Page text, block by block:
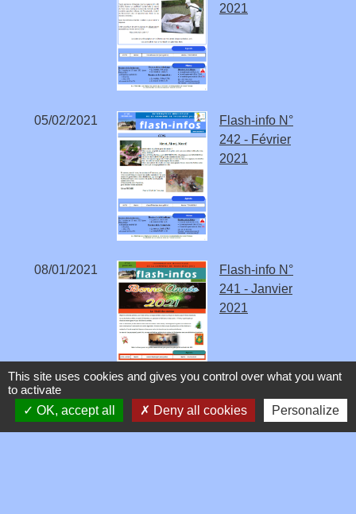
2021
05/02/2021
Flash-info N°
242 - Février
2021
08/01/2021
Flash-info N°
241 - Janvier
2021
1-2-3-4-5-6
This site uses cookies and gives you control over what you want
to activate
OK, accept all
Deny all cookies Personalize